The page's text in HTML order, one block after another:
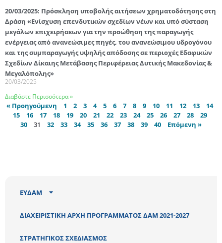
20/03/2025: Πρόσκληση υποβολής αιτήσεων χρηματοδότησης στη
Δράση «Ενίσχυση επενδυτικών σχεδίων νέων και υπό σύσταση
μεγάλων επιχειρήσεων για την προώθηση της παραγωγής
ενέργειας από ανανεώσιμες πηγές, του ανανεώσιμου υδρογόνου
και της συμπαραγωγής υψηλής απόδοσης σε περιοχές Εδαφικών
Σχεδίων Δίκαιης Μετάβασης Περιφέρειας Δυτικής Μακεδονίας &
Μεγαλόπολης»
20/03/2025
Διαβάστε Περισσότερα »
« Προηγούμενη 1 2 3 4 5 6 7 8 9 10 11 12 13
14
15
16 17 18 19 20 21 22 23 24 25 26 27 28
29
30
31 32 33 34 35 36 37 38 39 40 Επόμενη »
ΕΥΔΑΜ
ΔΙΑΧΕΙΡΙΣΤΙΚΗ ΑΡΧΗ ΠΡΟΓΡΑΜΜΑΤΟΣ ΔΑΜ 2021-2027
ΣΤΡΑΤΗΓΙΚΟΣ ΣΧΕΔΙΑΣΜΟΣ